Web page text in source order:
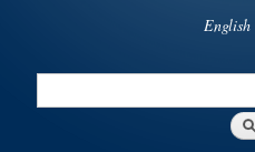
English
Search